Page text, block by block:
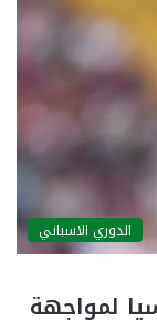
الدوري الاسباني
لمواجهة